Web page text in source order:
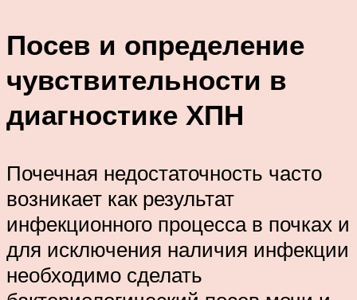
Посев и определение
чувствительности в
диагностике ХПН
Почечная недостаточность часто
возникает как результат
инфекционного процесса в почках и
для исключения наличия инфекции
необходимо сделать